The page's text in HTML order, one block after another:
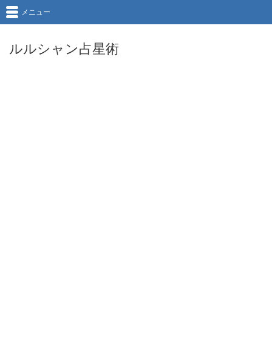
ルルシャン占星術
メニュー